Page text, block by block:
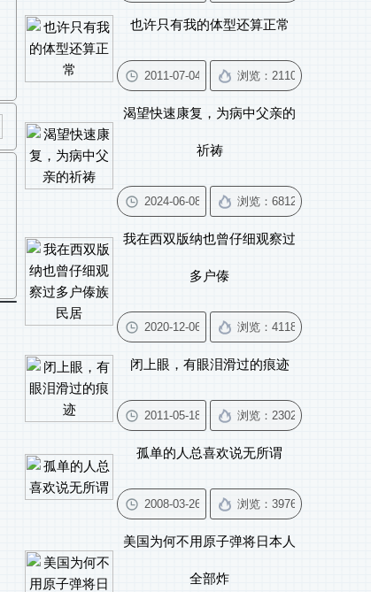
也许只有我的体型还算正常
渴望快速康复，为病中父亲的
祈祷
我在西双版纳也曾仔细观察过
多户傣
闭上眼，有眼泪滑过的痕迹
孤单的人总喜欢说无所谓
美国为何不用原子弹将日本人
全部炸